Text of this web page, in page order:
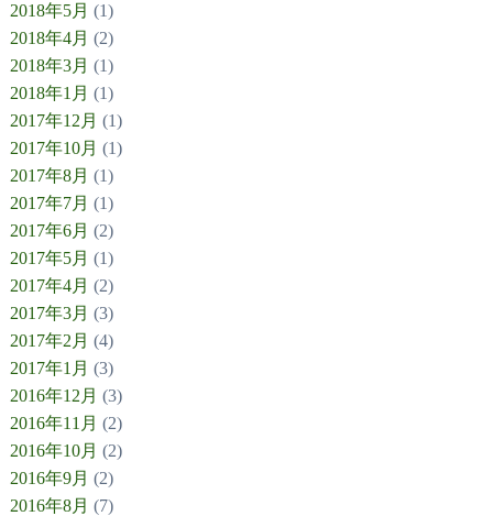
2018年5月 (1)
2018年4月 (2)
2018年3月 (1)
2018年1月 (1)
2017年12月 (1)
2017年10月 (1)
2017年8月 (1)
2017年7月 (1)
2017年6月 (2)
2017年5月 (1)
2017年4月 (2)
2017年3月 (3)
2017年2月 (4)
2017年1月 (3)
2016年12月 (3)
2016年11月 (2)
2016年10月 (2)
2016年9月 (2)
2016年8月 (7)